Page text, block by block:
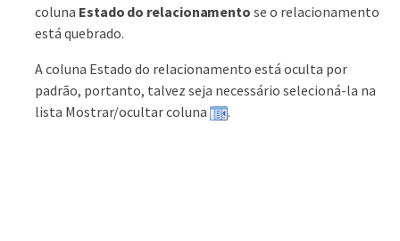
coluna Estado do relacionamento se o relacionamento
está quebrado.
A coluna Estado do relacionamento está oculta por
padrão, portanto, talvez seja necessário selecioná-la na
lista Mostrar/ocultar coluna
.